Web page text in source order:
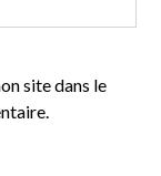
site dans le